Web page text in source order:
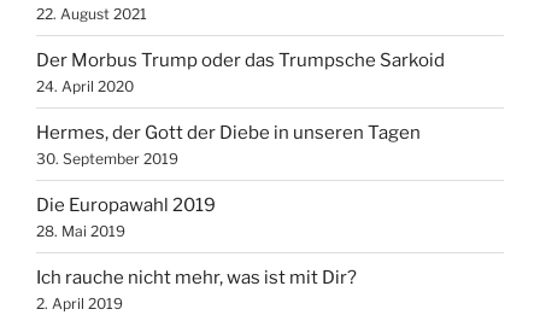
22. August 2021
Der Morbus Trump oder das Trumpsche Sarkoid
24. April 2020
Hermes, der Gott der Diebe in unseren Tagen
30. September 2019
Die Europawahl 2019
28. Mai 2019
Ich rauche nicht mehr, was ist mit Dir?
2. April 2019